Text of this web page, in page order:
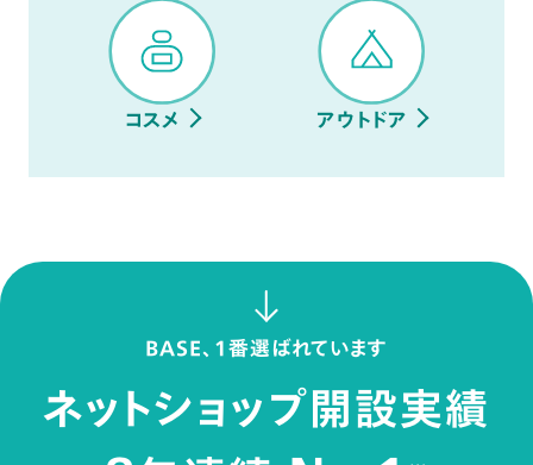
コスメ アウトドア
BASE、1番選ばれています
ネットショップ開設実績